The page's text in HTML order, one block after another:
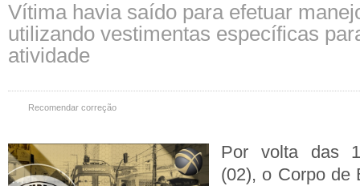
Vítima havia saído para efetuar
utilizando vestimentas específicas
atividade
Recomendar correção
Por volta das
(02), o Corpo de